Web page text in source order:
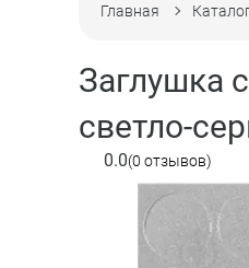
Главная
Заглушка
светло-
0.0(0 отзывов)